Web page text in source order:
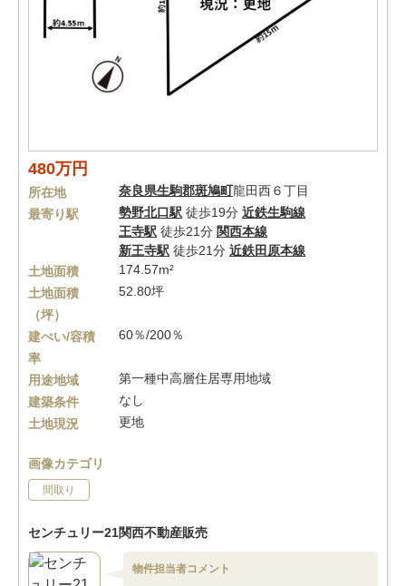
480万円
所在地 奈良県生駒郡斑鳩町龍田西６丁目
最寄り駅
勢野北口駅 徒歩19分 近鉄生駒線
王寺駅 徒歩21分 関西本線
新王寺駅 徒歩21分 近鉄田原本線
土地面積
174.57m²
土地面積
（坪）
52.80坪
建ぺい/容積
率
60％/200％
用途地域
第一種中高層住居専用地域
建築条件
なし
土地現況
更地
画像カテゴリ
間取り
センチュリー21関西不動産販売
物件担当者コメント